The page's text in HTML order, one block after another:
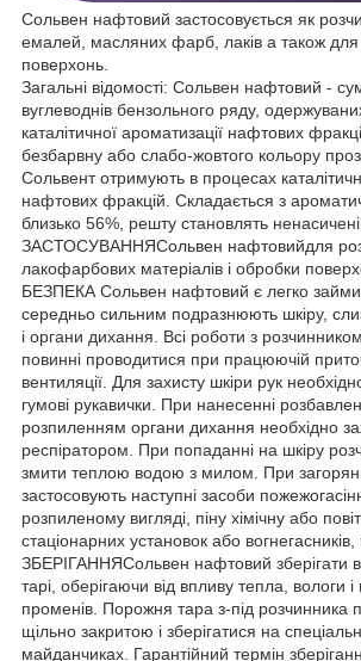
Сольвен нафтовий застосовується як
емалей, масляних фарб, лаків а також для
поверхонь.
Загальні відомості: Сольвен нафтовий -
вуглеводнів бензольного ряду,
каталітичної ароматизації нафтових
безбарвну або слабо-жовтого кольору
Сольвент отримують в процесах
нафтових фракцій. Складається з
близько 56%, решту становлять ненасичені
ЗАСТОСУВАННЯСольвен нафтовийдля
лакофарбових матеріалів і обробки
БЕЗПЕКА Сольвен нафтовий є легко
середньо сильним подразнюють шкіру,
і органи дихання. Всі роботи з
повинні проводитися при працюючій
вентиляції. Для захисту шкіри рук
гумові рукавички. При нанесенні
розпиленням органи дихання необхідно
респіратором. При попаданні на шкіру
змити теплою водою з милом. При
застосовують наступні засоби
розпиленому вигляді, піну хімічну або
стаціонарних установок або вогнегасників,
ЗБЕРІГАННЯСольвен нафтовий зберігати в
тарі, оберігаючи від впливу тепла, вологи
променів. Порожня тара з-під розчинника
щільно закритою і зберігатися на
майданчиках. Гарантійний термін